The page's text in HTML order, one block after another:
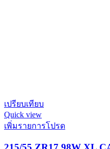
เปรียบเทียบ
Quick view
เพิ่มรายการโปรด